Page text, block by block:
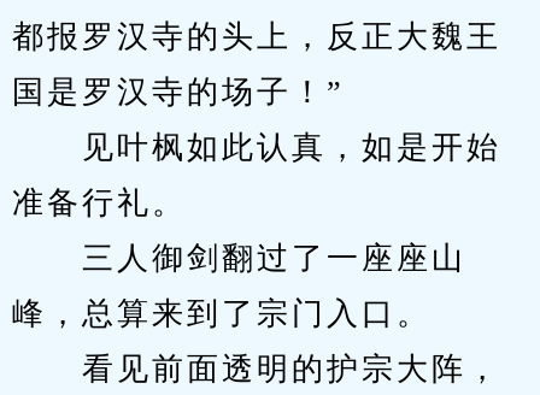
都报罗汉寺的头上，反正大魏王
国是罗汉寺的场子！”
见叶枫如此认真，如是开始
准备行礼。
三人御剑翻过了一座座山
峰，总算来到了宗门入口。
看见前面透明的护宗大阵，